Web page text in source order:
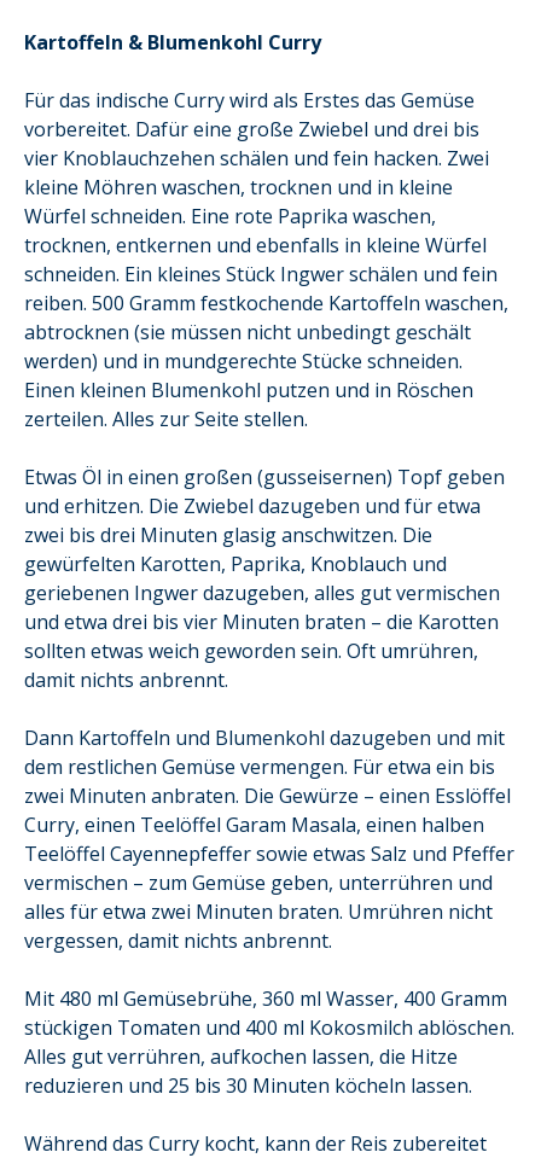
Kartoffeln & Blumenkohl Curry
Für das indische Curry wird als Erstes das Gemüse
vorbereitet. Dafür eine große Zwiebel und drei bis
vier Knoblauchzehen schälen und fein hacken. Zwei
kleine Möhren waschen, trocknen und in kleine
Würfel schneiden. Eine rote Paprika waschen,
trocknen, entkernen und ebenfalls in kleine Würfel
schneiden. Ein kleines Stück Ingwer schälen und fein
reiben. 500 Gramm festkochende Kartoffeln waschen,
abtrocknen (sie müssen nicht unbedingt geschält
werden) und in mundgerechte Stücke schneiden.
Einen kleinen Blumenkohl putzen und in Röschen
zerteilen. Alles zur Seite stellen.
Etwas Öl in einen großen (gusseisernen) Topf geben
und erhitzen. Die Zwiebel dazugeben und für etwa
zwei bis drei Minuten glasig anschwitzen. Die
gewürfelten Karotten, Paprika, Knoblauch und
geriebenen Ingwer dazugeben, alles gut vermischen
und etwa drei bis vier Minuten braten – die Karotten
sollten etwas weich geworden sein. Oft umrühren,
damit nichts anbrennt.
Dann Kartoffeln und Blumenkohl dazugeben und mit
dem restlichen Gemüse vermengen. Für etwa ein bis
zwei Minuten anbraten. Die Gewürze – einen Esslöffel
Curry, einen Teelöffel Garam Masala, einen halben
Teelöffel Cayennepfeffer sowie etwas Salz und Pfeffer
vermischen – zum Gemüse geben, unterrühren und
alles für etwa zwei Minuten braten. Umrühren nicht
vergessen, damit nichts anbrennt.
Mit 480 ml Gemüsebrühe, 360 ml Wasser, 400 Gramm
stückigen Tomaten und 400 ml Kokosmilch ablöschen.
Alles gut verrühren, aufkochen lassen, die Hitze
reduzieren und 25 bis 30 Minuten köcheln lassen.
Während das Curry kocht, kann der Reis zubereitet